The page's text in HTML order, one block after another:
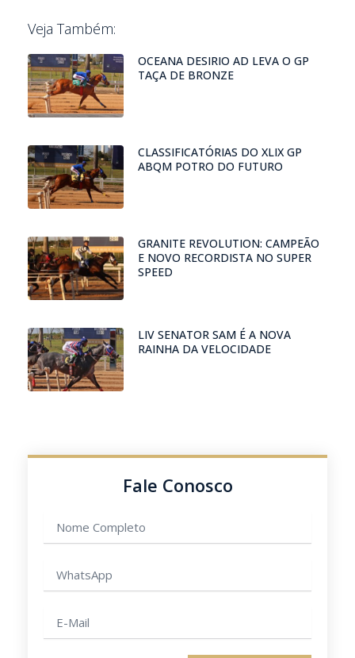
Veja Também:
OCEANA DESIRIO AD LEVA O GP
TAÇA DE BRONZE
CLASSIFICATÓRIAS DO XLIX GP
ABQM POTRO DO FUTURO
GRANITE REVOLUTION: CAMPEÃO
E NOVO RECORDISTA NO SUPER
SPEED
LIV SENATOR SAM É A NOVA
RAINHA DA VELOCIDADE
Fale Conosco
completo
mail